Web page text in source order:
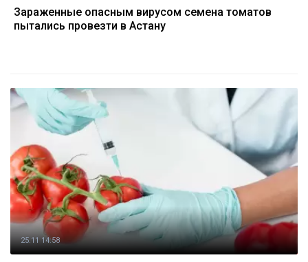
Зараженные опасным вирусом семена томатов
пытались провезти в Астану
25.11 14:58